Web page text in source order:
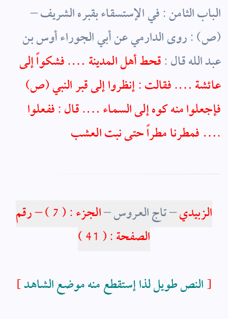
–الباب الثامن : في الإستسقاء بقبره الشريف
(ص) : روى الدارمي عن أبي الجوراء أوس بن
عبد الله قال :قحط أهل المدينة …. فشكواً إلى
عائشة …. فقالت : إنظروا إلى قبر النبي (ص)
فإجعلوا منه كوه إلى السماء …. قال : ففعلوا
فمطرنا مطراً حتى نبت العشب….
الزبيدي– تاج العروس –
الجزء : ( 7 ) – رقم
الصفحة : ( 41 )
[
]